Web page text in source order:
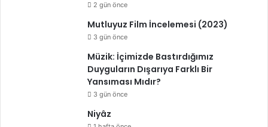
2 gün önce
Mutluyuz Film İncelemesi (2023)
3 gün önce
Müzik: İçimizde Bastırdığımız
Duyguların Dışarıya Farklı Bir
Yansıması Mıdır?
3 gün önce
Niyâz